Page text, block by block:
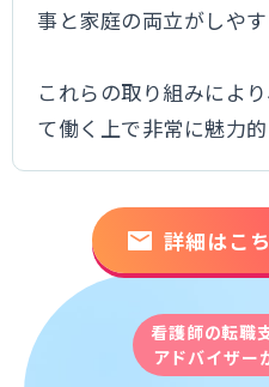
事と家庭の両立がしや
これらの取り組みによ
て働く上で非常に魅力
詳細はこ
看護師の転職
アドバイザー